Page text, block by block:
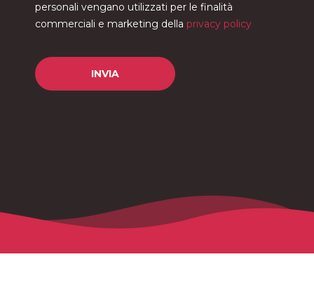
personali vengano utilizzati per le finalità
commerciali e marketing della privacy policy